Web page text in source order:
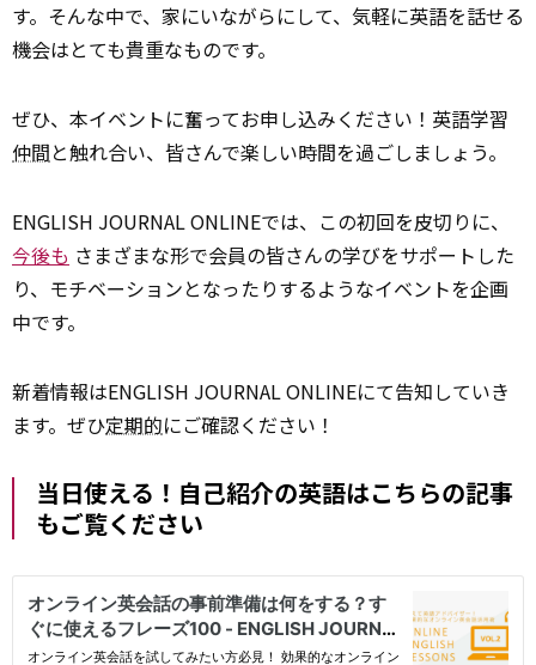
す。そんな中で、家にいながらにして、気軽に英語を話せる
機会はとても貴重なものです。
ぜひ、本イベントに奮ってお申し込みください！英語学習
仲間と触れ合い、皆さんで楽しい時間を過ごしましょう。
ENGLISH JOURNAL ONLINEでは、この初回を皮切りに、
今後も さまざまな形で会員の皆さんの学びをサポートした
り、モチベーションとなったりするようなイベントを企画
中です。
新着情報はENGLISH JOURNAL ONLINEにて告知していき
ます。ぜひ定期的にご確認ください！
当日使える！自己紹介の英語はこちらの記事
もご覧ください